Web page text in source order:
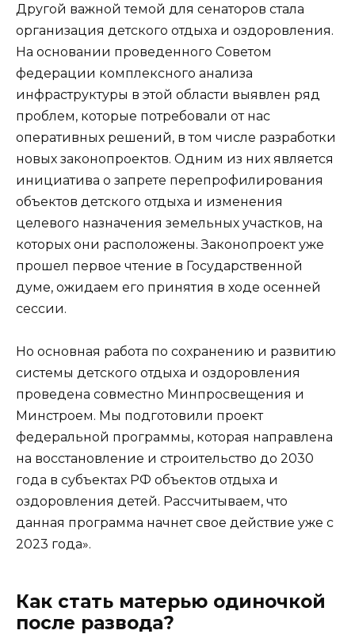
Другой важной темой для сенаторов стала
организация детского отдыха и оздоровления.
На основании проведенного Советом
федерации комплексного анализа
инфраструктуры в этой области выявлен ряд
проблем, которые потребовали от нас
оперативных решений, в том числе разработки
новых законопроектов. Одним из них является
инициатива о запрете перепрофилирования
объектов детского отдыха и изменения
целевого назначения земельных участков, на
которых они расположены. Законопроект уже
прошел первое чтение в Государственной
думе, ожидаем его принятия в ходе осенней
сессии.
Но основная работа по сохранению и развитию
системы детского отдыха и оздоровления
проведена совместно Минпросвещения и
Минстроем. Мы подготовили проект
федеральной программы, которая направлена
на восстановление и строительство до 2030
года в субъектах РФ объектов отдыха и
оздоровления детей. Рассчитываем, что
данная программа начнет свое действие уже с
2023 года».
Как стать матерью одиночкой
после развода?